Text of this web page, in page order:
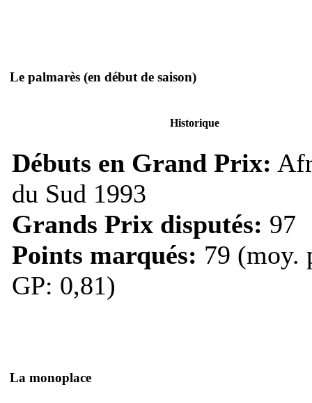
Le palmarès (en début de saison)
Historique
Débuts en Grand Prix:
du Sud 1993
Grands Prix disputés: 97
Points marqués: 79 (moy.
GP: 0,81)
La monoplace